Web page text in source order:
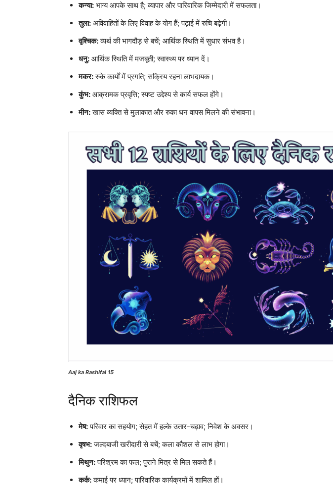
कन्या: भाग्य आपके साथ है; व्यापार और पारिवारिक जिम्मेदारी में सफलता।
तुला: अविवाहितों के लिए विवाह के योग हैं; पढ़ाई में रुचि बढ़ेगी।
वृश्चिक:व्यर्थ की भागदौड़ से बचें; आर्थिक स्थिति में सुधार संभव है।
धनु: आर्थिक स्थिति में मजबूती; स्वास्थ्य पर ध्यान दें।
मकर:रुके कार्यों में प्रगति; सक्रिय रहना लाभदायक।
कुंभ: आक्रामक प्रवृत्ति; स्पष्ट उद्देश्य से कार्य सफल होंगे।
मीन:खास व्यक्ति से मुलाकात और रुका धन वापस मिलने की संभावना।
Aaj ka Rashifal 15
दैनिक राशिफल
मेष:परिवार का सहयोग; सेहत में हल्के उतार-चढ़ाव; निवेश के अवसर।
वृषभ:जल्दबाजी खरीदारी से बचें; कला कौशल से लाभ होगा।
मिथुन:परिश्रम का फल; पुराने मित्र से मिल सकते हैं।
कर्क:कमाई पर ध्यान; पारिवारिक कार्यक्रमों में शामिल हों।